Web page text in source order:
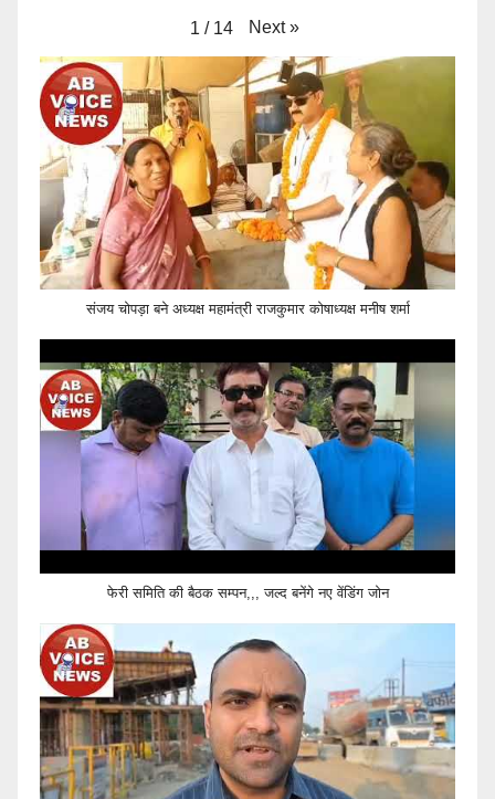
1 / 14 Next »
संजय चोपड़ा बने अध्यक्ष महामंत्री राजकुमार कोषाध्यक्ष मनीष शर्मा
फेरी समिति की बैठक सम्पन,,, जल्द बनेंगे नए वेंडिंग जोन